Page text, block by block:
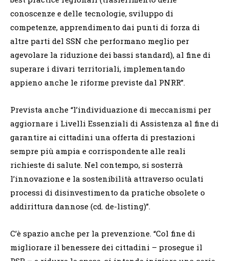
conoscenze e delle tecnologie, sviluppo di
competenze, apprendimento dai punti di forza di
altre parti del SSN che performano meglio per
agevolare la riduzione dei bassi standard), al fine di
superare i divari territoriali, implementando
appieno anche le riforme previste dal PNRR”.
Prevista anche “l’individuazione di meccanismi per
aggiornare i Livelli Essenziali di Assistenza al fine di
garantire ai cittadini una offerta di prestazioni
sempre più ampia e corrispondente alle reali
richieste di salute. Nel contempo, si sosterrà
l’innovazione e la sostenibilità attraverso oculati
processi di disinvestimento da pratiche obsolete o
addirittura dannose (cd. de-listing)”.
C’è spazio anche per la prevenzione. “Col fine di
migliorare il benessere dei cittadini – prosegue il